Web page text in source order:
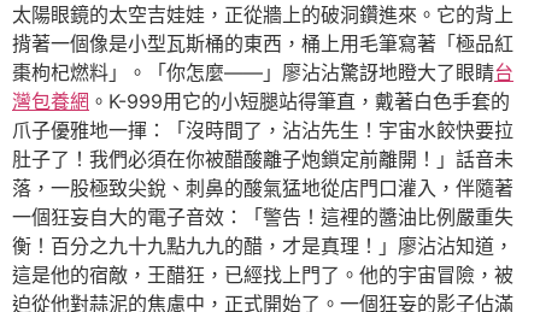
太陽眼鏡的太空吉娃娃，正從牆上的破洞鑽進來。它的背上
揹著一個像是小型瓦斯桶的東西，桶上用毛筆寫著「極品紅
棗枸杞燃料」。「你怎麼——」廖沾沾驚訝地瞪大了眼睛台
灣包養網 。K-999用它的小短腿站得筆直，戴著白色手套的
爪子優雅地一揮：「沒時間了，沾沾先生！宇宙水餃快要拉
肚子了！我們必須在你被醋酸離子炮鎖定前離開！」話音未
落，一股極致尖銳、刺鼻的酸氣猛地從店門口灌入，伴隨著
一個狂妄自大的電子音效：「警告！這裡的醬油比例嚴重失
衡！百分之九十九點九九的醋，才是真理！」廖沾沾知道，
這是他的宿敵，王醋狂，已經找上門了。他的宇宙冒險，被
迫從他對蒜泥的焦慮中，正式開始了。一個狂妄的影子佔滿